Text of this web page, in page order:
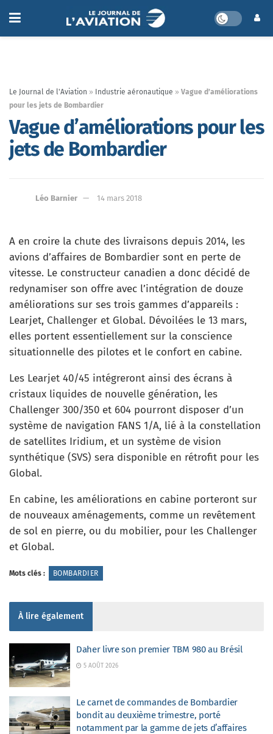
Le Journal de l'Aviation » Industrie aéronautique » Vague d’améliorations
pour les jets de Bombardier
Vague d’améliorations pour les
jets de Bombardier
Léo Barnier 14 mars 2018
A en croire la chute des livraisons depuis 2014, les
avions d’affaires de Bombardier sont en perte de
vitesse. Le constructeur canadien a donc décidé de
redynamiser son offre avec l’intégration de douze
améliorations sur ses trois gammes d’appareils :
Learjet, Challenger et Global. Dévoilées le 13 mars,
elles portent essentiellement sur la conscience
situationnelle des pilotes et le confort en cabine.
Les Learjet 40/45 intégreront ainsi des écrans à
cristaux liquides de nouvelle génération, les
Challenger 300/350 et 604 pourront disposer d’un
système de navigation FANS 1/A, lié à la constellation
de satellites Iridium, et un système de vision
synthétique (SVS) sera disponible en rétrofit pour les
Global.
En cabine, les améliorations en cabine porteront sur
de nouveaux aménagements, comme un revêtement
de sol en pierre, ou du mobilier, pour les Challenger
et Global.
Mots clés : BOMBARDIER
À lire également
Daher livre son premier TBM 980 au Brésil
5 AOÛT 2026
Le carnet de commandes de Bombardier
bondit au deuxième trimestre, porté
notamment par la gamme de jets d’affaires